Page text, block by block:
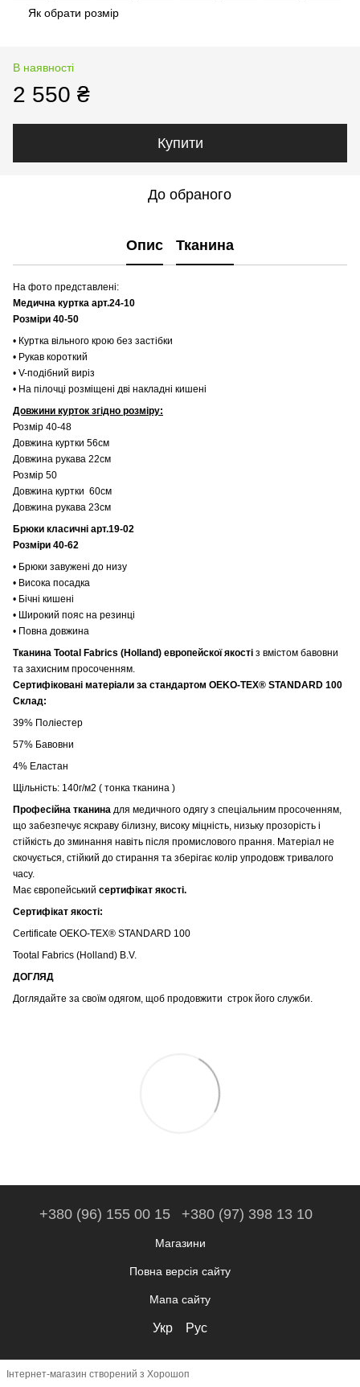
Як обрати розмір
В наявності
2 550 ₴
Купити
До обраного
Опис Тканина
На фото представлені:
Медична куртка арт.24-10
Розміри 40-50
• Куртка вільного крою без застібки
• Рукав короткий
• V-подібний виріз
• На пілочці розміщені дві накладні кишені
Довжини курток згідно розміру:
Розмір 40-48
Довжина куртки 56см
Довжина рукава 22см
Розмір 50
Довжина куртки 60см
Довжина рукава 23см
Брюки класичні арт.19-02
Розміри 40-62
• Брюки завужені до низу
• Висока посадка
• Бічні кишені
• Широкий пояс на резинці
• Повна довжина
Тканина Tootal Fabrics (Holland) европейскої якості з вмістом бавовни
та захисним просоченням.
Сертифіковані матеріали за стандартом OEKO-TEX® STANDARD 100
Склад:
39% Поліестер
57% Бавовни
4% Еластан
Щільність: 140г/м2 ( тонка тканина )
Професійна тканина для медичного одягу з спеціальним просоченням,
що забезпечує яскраву білизну, високу міцність, низьку прозорість і
стійкість до зминання навіть після промислового прання. Матеріал не
скочується, стійкий до стирання та зберігає колір упродовж тривалого
часу.
Має європейський сертифікат якості.
Сертифікат якості:
Certificate OEKO-TEX® STANDARD 100
Tootal Fabrics (Holland) B.V.
ДОГЛЯД
Доглядайте за своїм одягом, щоб продовжити строк його служби.
+380 (96) 155 00 15 +380 (97) 398 13 10
Магазини
Повна версія сайту
Мапа сайту
Укр Рус
Інтернет-магазин створений з Хорошоп